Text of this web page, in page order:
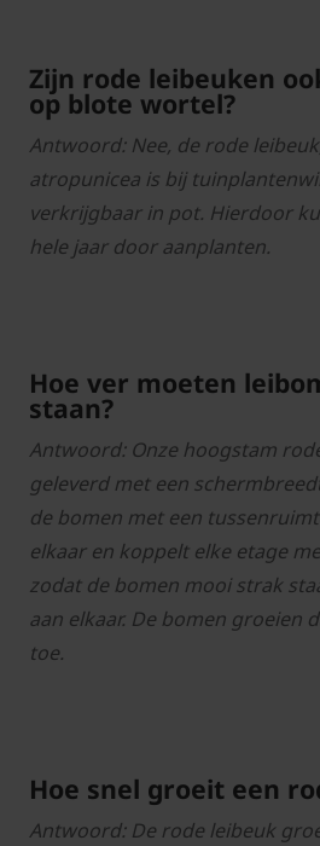
Zijn rode leibeuken
op blote wortel?
Antwoord: Nee, de rode
atropunicea is bij
verkrijgbaar in pot. Hierdoor
hele jaar door aanplanten.
Hoe ver moeten
staan?
Antwoord: Onze hoogstam
geleverd met een
de bomen met een
elkaar en koppelt elke etage
zodat de bomen mooi strak
aan elkaar. De bomen groeien
toe.
Hoe snel groeit een
Antwoord: De rode leibeuk